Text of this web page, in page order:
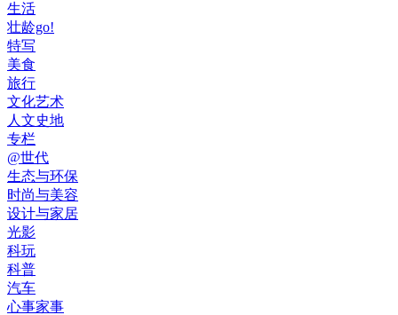
生活
壮龄go!
特写
美食
旅行
文化艺术
人文史地
专栏
@世代
生态与环保
时尚与美容
设计与家居
光影
科玩
科普
汽车
心事家事